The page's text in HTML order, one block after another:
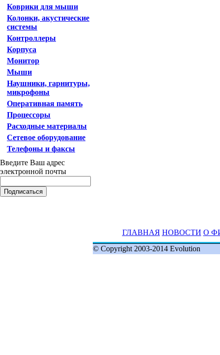
Коврики для мыши
Колонки, акустические
системы
Контроллеры
Корпуса
Монитор
Мыши
Наушники, гарнитуры,
микрофоны
Оперативная память
Процессоры
Расходные материалы
Сетевое оборудование
Телефоны и факсы
Введите Ваш адрес
электронной почты
ГЛАВНАЯ НОВОСТИ О
© Copyright 2003-2014 Evolution